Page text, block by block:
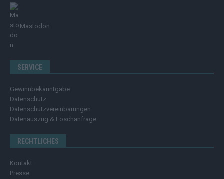
Mastodon
SERVICE
Gewinnbekanntgabe
Datenschutz
Datenschutzvereinbarungen
Datenauszug & Löschanfrage
RECHTLICHES
Kontakt
Presse